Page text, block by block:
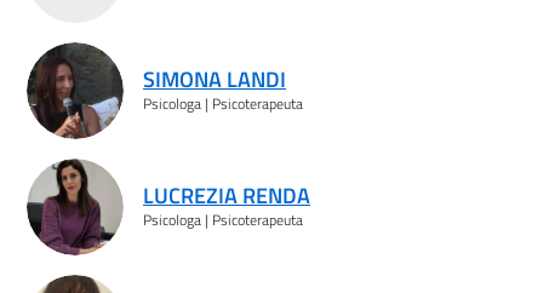
SIMONA LANDI
Psicologa | Psicoterapeuta
LUCREZIA RENDA
Psicologa | Psicoterapeuta